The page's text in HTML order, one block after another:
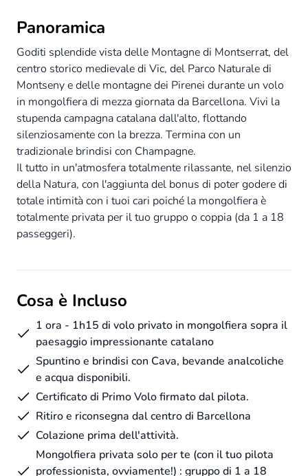
Panoramica
Goditi splendide vista delle Montagne di Montserrat, del
centro storico medievale di Vic, del Parco Naturale di
Montseny e delle montagne dei Pirenei durante un volo
in mongolfiera di mezza giornata da Barcellona. Vivi la
stupenda campagna catalana dall'alto, flottando
silenziosamente con la brezza. Termina con un
tradizionale brindisi con Champagne.
Il tutto in un'atmosfera totalmente rilassante, nel silenzio
della Natura, con l'aggiunta del bonus di poter godere di
totale intimità con i tuoi cari poiché la mongolfiera è
totalmente privata per il tuo gruppo o coppia (da 1 a 18
passeggeri).
Cosa è Incluso
1 ora - 1h15 di volo privato in mongolfiera sopra il
paesaggio impressionante catalano
Spuntino e brindisi con Cava, bevande analcoliche
e acqua disponibili.
Certificato di Primo Volo firmato dal pilota.
Ritiro e riconsegna dal centro di Barcellona
Colazione prima dell'attività.
Mongolfiera privata solo per te (con il tuo pilota
professionista, ovviamente!) : gruppo di 1 a 18